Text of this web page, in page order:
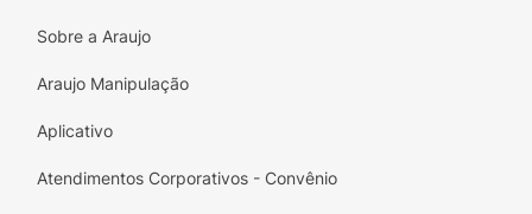
Sobre a Araujo
Araujo Manipulação
Aplicativo
Atendimentos Corporativos - Convênio